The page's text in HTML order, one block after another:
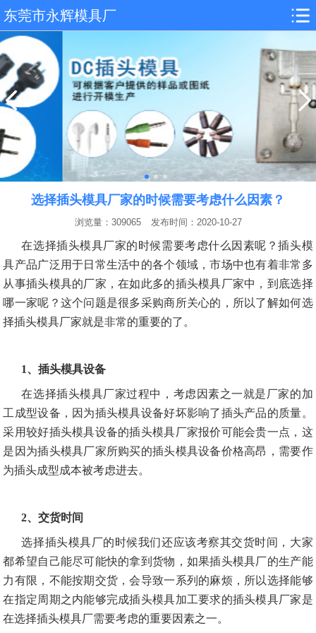
东莞市永辉模具厂
选择插头模具厂家的时候需要考虑什么因素？
浏览量：309065 发布时间：2020-10-27
在选择插头模具厂家的时候需要考虑什么因素呢？插头模
具产品广泛用于日常生活中的各个领域，市场中也有着非常多
从事插头模具的厂家，在如此多的插头模具厂家中，到底选择
哪一家呢？这个问题是很多采购商所关心的，所以了解如何选
择插头模具厂家就是非常的重要的了。
1、插头模具设备
在选择插头模具厂家过程中，考虑因素之一就是厂家的加
工成型设备，因为插头模具设备好坏影响了插头产品的质量。
采用较好插头模具设备的插头模具厂家报价可能会贵一点，这
是因为插头模具厂家所购买的插头模具设备价格高昂，需要作
为插头成型成本被考虑进去。
2、交货时间
选择插头模具厂的时候我们还应该考察其交货时间，大家
都希望自己能尽可能快的拿到货物，如果插头模具厂的生产能
力有限，不能按期交货，会导致一系列的麻烦，所以选择能够
在指定周期之内能够完成插头模具加工要求的插头模具厂家是
在选择插头模具厂需要考虑的重要因素之一。